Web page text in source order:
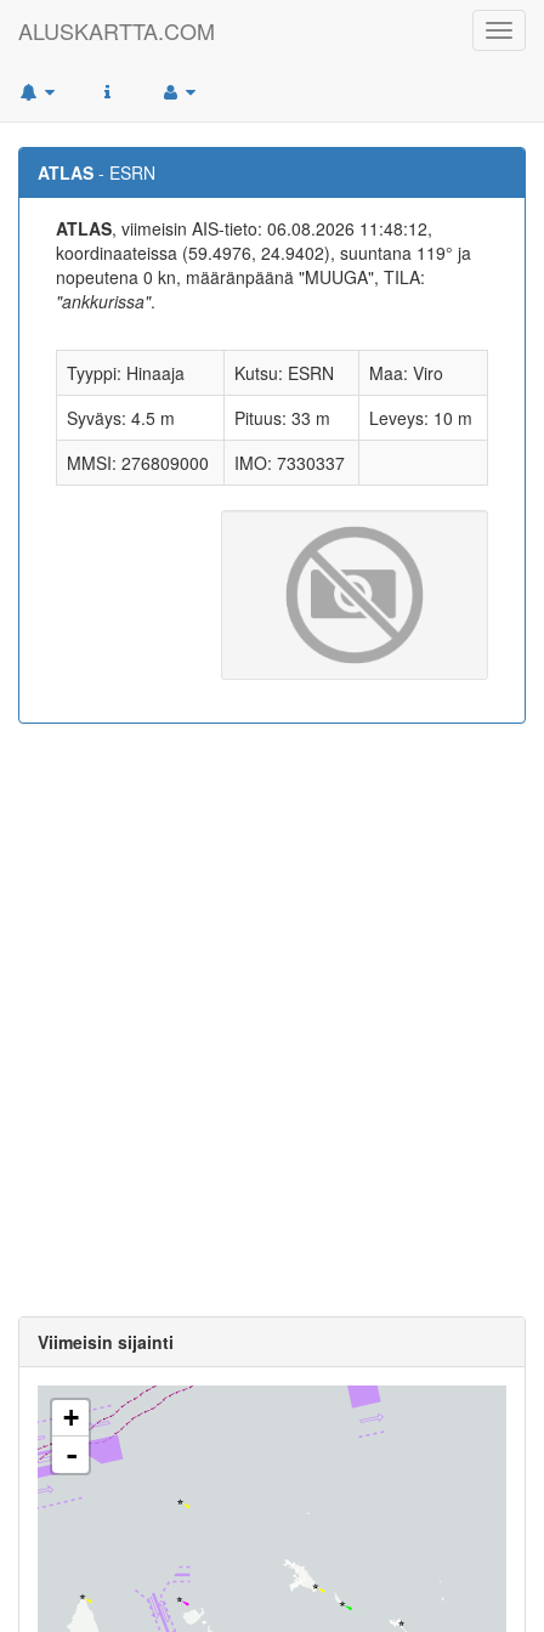
ALUSKARTTA.COM
ATLAS - ESRN
ATLAS, viimeisin AIS-tieto: 06.08.2026 11:48:12,
koordinaateissa (59.4976, 24.9402), suuntana 119° ja
nopeutena 0 kn, määränpäänä "MUUGA", TILA:
"ankkurissa".
Tyyppi: Hinaaja Kutsu: ESRN
Maa: Viro
Syväys: 4.5 m
Pituus: 33 m
Leveys: 10 m
MMSI: 276809000
IMO: 7330337
Viimeisin sijainti
+
-